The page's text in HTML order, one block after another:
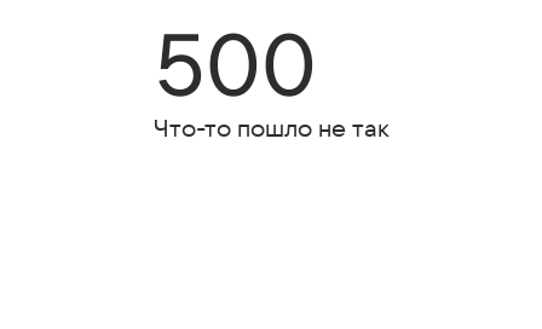
500
Что-то пошло не так